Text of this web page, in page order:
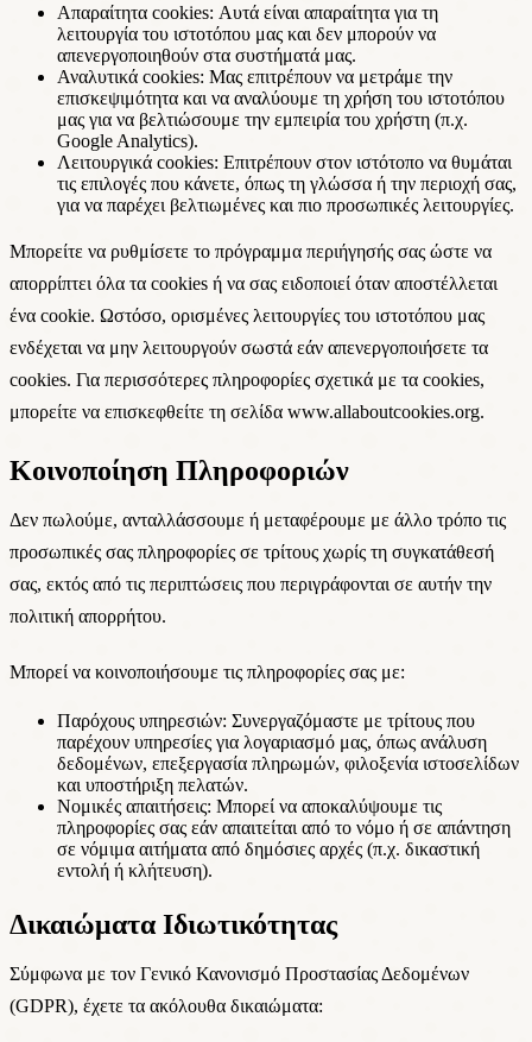
Απαραίτητα cookies: Αυτά είναι απαραίτητα για τη
λειτουργία του ιστοτόπου μας και δεν μπορούν να
απενεργοποιηθούν στα συστήματά μας.
Αναλυτικά cookies: Μας επιτρέπουν να μετράμε την
επισκεψιμότητα και να αναλύουμε τη χρήση του ιστοτόπου
μας για να βελτιώσουμε την εμπειρία του χρήστη (π.χ.
Google Analytics).
Λειτουργικά cookies: Επιτρέπουν στον ιστότοπο να θυμάται
τις επιλογές που κάνετε, όπως τη γλώσσα ή την περιοχή σας,
για να παρέχει βελτιωμένες και πιο προσωπικές λειτουργίες.
Μπορείτε να ρυθμίσετε το πρόγραμμα περιήγησής σας ώστε να
απορρίπτει όλα τα cookies ή να σας ειδοποιεί όταν αποστέλλεται
ένα cookie. Ωστόσο, ορισμένες λειτουργίες του ιστοτόπου μας
ενδέχεται να μην λειτουργούν σωστά εάν απενεργοποιήσετε τα
cookies. Για περισσότερες πληροφορίες σχετικά με τα cookies,
μπορείτε να επισκεφθείτε τη σελίδα www.allaboutcookies.org.
Κοινοποίηση Πληροφοριών
Δεν πωλούμε, ανταλλάσσουμε ή μεταφέρουμε με άλλο τρόπο τις
προσωπικές σας πληροφορίες σε τρίτους χωρίς τη συγκατάθεσή
σας, εκτός από τις περιπτώσεις που περιγράφονται σε αυτήν την
πολιτική απορρήτου.
Μπορεί να κοινοποιήσουμε τις πληροφορίες σας με:
Παρόχους υπηρεσιών: Συνεργαζόμαστε με τρίτους που
παρέχουν υπηρεσίες για λογαριασμό μας, όπως ανάλυση
δεδομένων, επεξεργασία πληρωμών, φιλοξενία ιστοσελίδων
και υποστήριξη πελατών.
Νομικές απαιτήσεις: Μπορεί να αποκαλύψουμε τις
πληροφορίες σας εάν απαιτείται από το νόμο ή σε απάντηση
σε νόμιμα αιτήματα από δημόσιες αρχές (π.χ. δικαστική
εντολή ή κλήτευση).
Δικαιώματα Ιδιωτικότητας
Σύμφωνα με τον Γενικό Κανονισμό Προστασίας Δεδομένων
(GDPR), έχετε τα ακόλουθα δικαιώματα: